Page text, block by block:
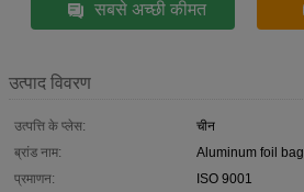
सबसे अच्छी कीमत
उत्पाद विवरण
उत्पत्ति के प्लेस:
चीन
ब्रांड नाम:
Aluminum foil bag
प्रमाणन:
ISO 9001